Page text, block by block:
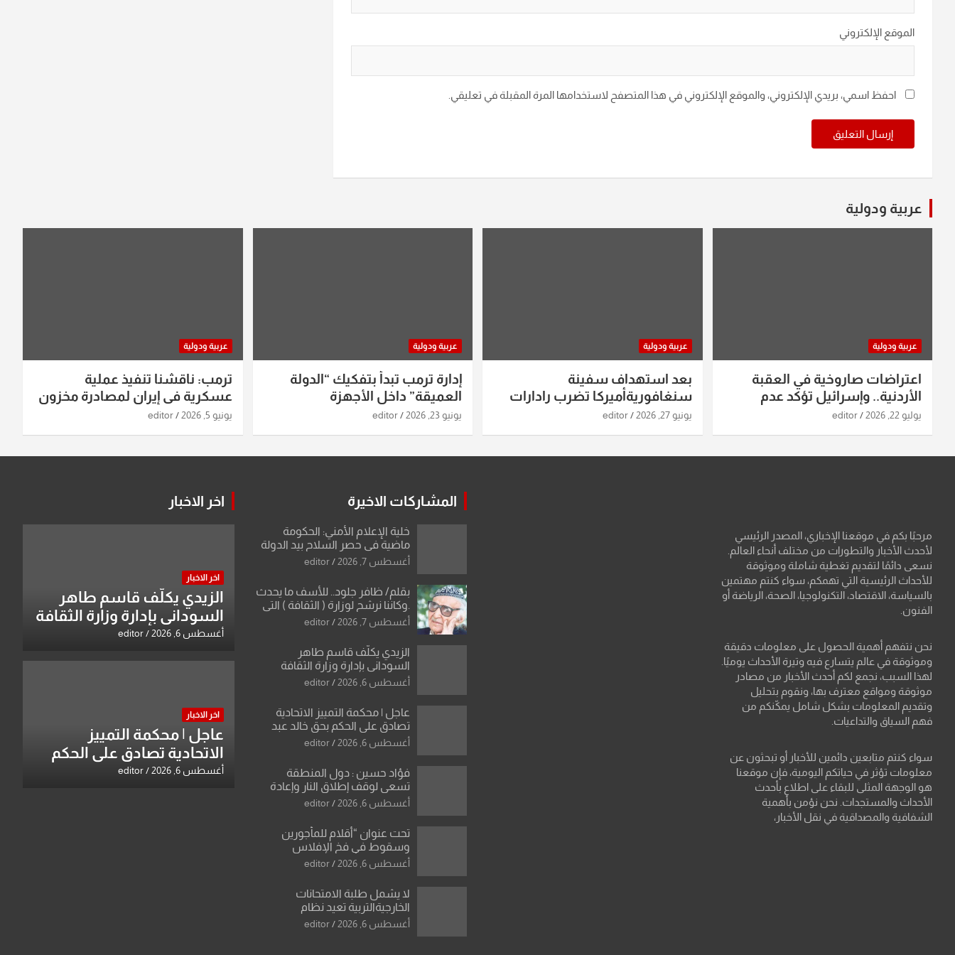
الموقع الإلكتروني
احفظ اسمي، بريدي الإلكتروني، والموقع الإلكتروني في هذا المتصفح لاستخدامها المرة المقبلة في تعليقي.
عربية ودولية
عربية ودولية
اعتراضات صاروخية في العقبة
الأردنية.. وإسرائيل تؤكد عدم
استهدافها
يوليو 22, 2026 editor
عربية ودولية
بعد استهداف سفينة
سنغافوريةأميركا تضرب رادارات
ومواقع صواريخ ومسيرات إيران..
يونيو 27, 2026 editor
عربية ودولية
إدارة ترمب تبدأ بتفكيك “الدولة
العميقة” داخل الأجهزة
الاستخباراتية
يونيو 23, 2026 editor
عربية ودولية
ترمب: ناقشنا تنفيذ عملية
عسكرية في إيران لمصادرة مخزون
اليورانيوم
يونيو 5, 2026 editor
مرحبًا بكم في موقعنا الإخباري، المصدر الرئيسي
لأحدث الأخبار والتطورات من مختلف أنحاء العالم.
نسعى دائمًا لتقديم تغطية شاملة وموثوقة
للأحداث الرئيسية التي تهمكم، سواء كنتم مهتمين
بالسياسة، الاقتصاد، التكنولوجيا، الصحة، الرياضة أو
الفنون.
نحن نتفهم أهمية الحصول على معلومات دقيقة
وموثوقة في عالم يتسارع فيه وتيرة الأحداث يوميًا.
لهذا السبب، نجمع لكم أحدث الأخبار من مصادر
موثوقة ومواقع معترف بها، ونقوم بتحليل
وتقديم المعلومات بشكل شامل يمكّنكم من
فهم السياق والتداعيات.
سواء كنتم متابعين دائمين للأخبار أو تبحثون عن
معلومات تؤثر في حياتكم اليومية، فإن موقعنا
هو الوجهة المثلى للبقاء على اطلاع بأحدث
الأحداث والمستجدات. نحن نؤمن بأهمية
الشفافية والمصداقية في نقل الأخبار،
المشاركات الاخيرة
خلية الإعلام الأمني: الحكومة
ماضية في حصر السلاح بيد الدولة
دون رجعة
أغسطس 7, 2026 editor
بقلم/ ظافر جلود.. للأسف ما يحدث
.وكاننا نرشح لوزارة ( الثقافة ) التي
ماتت من زمان وزير يمثلها من
العراقية..
أغسطس 7, 2026 editor
الزيدي يكلّف قاسم طاهر
السوداني بإدارة وزارة الثقافة
أغسطس 6, 2026 editor
عاجل | محكمة التمييز الاتحادية
تصادق على الحكم بحق خالد عبد
الواحد كبيان
أغسطس 6, 2026 editor
فؤاد حسين : دول المنطقة
تسعى لوقف إطلاق النار وإعادة
فتح مضيق هرمز .. والعراق يطرح
أغسطس 6, 2026 editor
تحت عنوان “أقلام للمأجورين
وسقوط في فخ الإفلاس
الإعلامي”: ردٌّ صريح على افتراءات
أغسطس 6, 2026 editor
لا يشمل طلبة الامتحانات
الخارجيةالتربية تعيد نظام
المحاولات لطلبة السادس
أغسطس 6, 2026 editor
اخر الاخبار
اخر الاخبار
الزيدي يكلّف قاسم طاهر
السوداني بإدارة وزارة الثقافة
أغسطس 6, 2026 editor
اخر الاخبار
عاجل | محكمة التمييز
الاتحادية تصادق على الحكم
بحق خالد عبد الواحد كبيان
أغسطس 6, 2026 editor